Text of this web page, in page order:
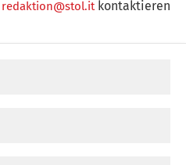
redaktion@stol.itkontaktieren